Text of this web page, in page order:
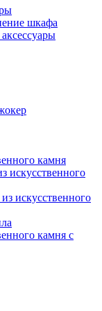
шкафа
камня
искусственного
искусственного
камня с